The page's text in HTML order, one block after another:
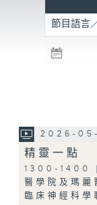
R3
電台
節目語言
2026-05-
精靈一點
1300-1400
醫學院及瑪麗
臨床神經科學